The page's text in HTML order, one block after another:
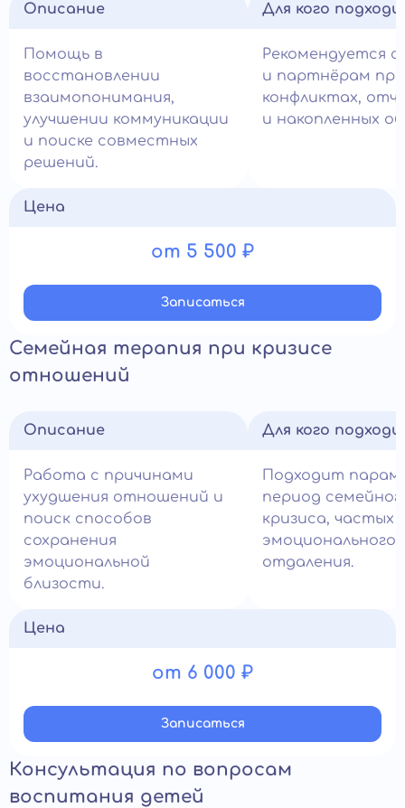
Описание
Помощь в
восстановлении
взаимопонимания,
улучшении коммуникации
и поиске совместных
решений.
Для кого
Рекомендуется
и партнёрам при
конфликтах,
и накопленных
Цена
от 5 500 ₽
Записатьcя
Семейная терапия при кризисе
отношений
Описание
Работа с причинами
ухудшения отношений и
поиск способов
сохранения
эмоциональной
близости.
Для кого
Подходит парам
период
кризиса, частых
эмоционального
отдаления.
Цена
от 6 000 ₽
Записатьcя
Консультация по вопросам
воспитания детей